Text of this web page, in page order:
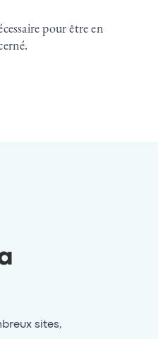
pour être en
sites,